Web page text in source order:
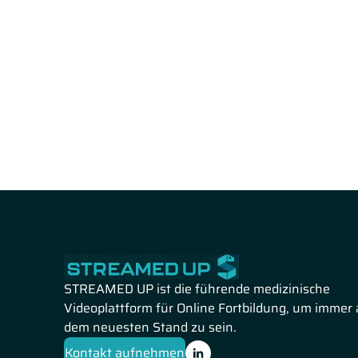
therapeutische Plattformen wie die Gen- und
neurodegenerative Netzhauterkrankung. Dr. Bucher
zur verlässlichen Diagnose und Analyse struktureller
Serinstoffwechsels sowie die Akkumulation toxischer
neuartige Behandlungsansätze vor. Hierzu gehören
platzierten Implantats zur kontinuierlichen
STREAMED UP ist die führende medizinische
Videoplattform für Online Fortbildung, um immer
dem neuesten Stand zu sein.
Kontakt aufnehmen